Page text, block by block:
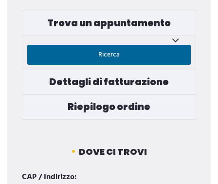
Trova un appuntamento
Ricerca
Dettagli di fatturazione
Riepilogo ordine
DOVE CI TROVI
CAP / Indirizzo: